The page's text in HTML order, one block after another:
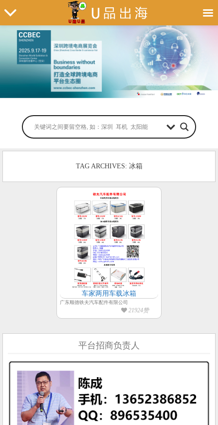
TAG ARCHIVES: 冰箱
车家两用车载冰箱
广东顺德铁夫汽车配件有限公司
21924赞
平台招商负责人